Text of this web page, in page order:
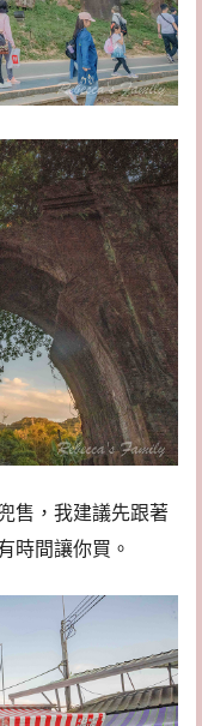
售，我建議先跟著
時間讓你買。